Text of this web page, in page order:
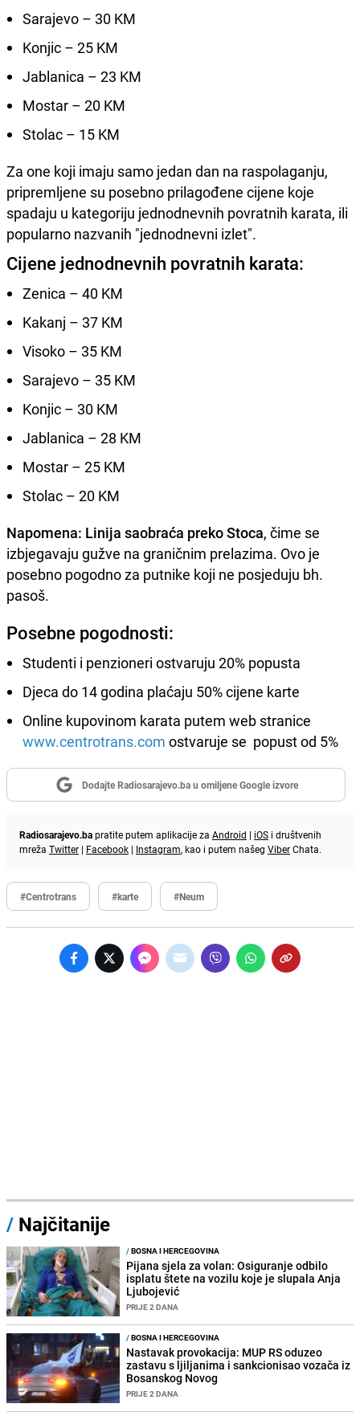
Sarajevo – 30 KM
Konjic – 25 KM
Jablanica – 23 KM
Mostar – 20 KM
Stolac – 15 KM
Za one koji imaju samo jedan dan na raspolaganju,
pripremljene su posebno prilagođene cijene koje
spadaju u kategoriju jednodnevnih povratnih karata, ili
popularno nazvanih "jednodnevni izlet".
Cijene jednodnevnih povratnih karata:
Zenica – 40 KM
Kakanj – 37 KM
Visoko – 35 KM
Sarajevo – 35 KM
Konjic – 30 KM
Jablanica – 28 KM
Mostar – 25 KM
Stolac – 20 KM
Napomena: Linija saobraća preko Stoca, čime se
izbjegavaju gužve na graničnim prelazima. Ovo je
posebno pogodno za putnike koji ne posjeduju bh.
pasoš.
Posebne pogodnosti:
Studenti i penzioneri ostvaruju 20% popusta
Djeca do 14 godina plaćaju 50% cijene karte
Online kupovinom karata putem web stranice
www.centrotrans.com ostvaruje se popust od 5%
Dodajte Radiosarajevo.ba u omiljene Google izvore
Radiosarajevo.bapratite putem aplikacije za Android | iOS i društvenih
mreža Twitter | Facebook | Instagram, kao i putem našeg ViberChata.
#Centrotrans #karte #Neum
/ Najčitanije
/BOSNA I HERCEGOVINA
Pijana sjela za volan: Osiguranje odbilo
isplatu štete na vozilu koje je slupala Anja
Ljubojević
PRIJE 2 DANA
/BOSNA I HERCEGOVINA
Nastavak provokacija: MUP RS oduzeo
zastavu s ljiljanima i sankcionisao vozača iz
Bosanskog Novog
PRIJE 2 DANA